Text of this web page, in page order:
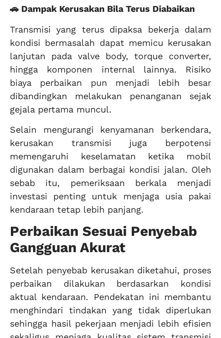
🚗 Dampak Kerusakan Bila Terus Diabaikan
Transmisi yang terus dipaksa bekerja dalam
kondisi bermasalah dapat memicu kerusakan
lanjutan pada valve body, torque converter,
hingga komponen internal lainnya. Risiko
biaya perbaikan pun menjadi lebih besar
dibandingkan melakukan penanganan sejak
gejala pertama muncul.
Selain mengurangi kenyamanan berkendara,
kerusakan transmisi juga berpotensi
memengaruhi keselamatan ketika mobil
digunakan dalam berbagai kondisi jalan. Oleh
sebab itu, pemeriksaan berkala menjadi
investasi penting untuk menjaga usia pakai
kendaraan tetap lebih panjang.
Perbaikan Sesuai Penyebab
Gangguan Akurat
Setelah penyebab kerusakan diketahui, proses
perbaikan dilakukan berdasarkan kondisi
aktual kendaraan. Pendekatan ini membantu
menghindari tindakan yang tidak diperlukan
sehingga hasil pekerjaan menjadi lebih efisien